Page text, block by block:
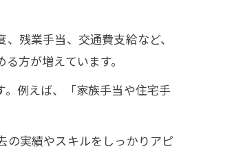
残業手当、交通費支給など、
方が増えています。
例えば、「家族手当や住宅手
の実績やスキルをしっかりアピ